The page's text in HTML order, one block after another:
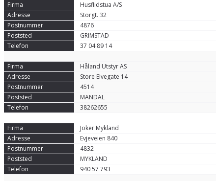
Husflidstua A/S
Storgt. 32
4876
GRIMSTAD
37 04 89 14
Håland Utstyr AS
Store Elvegate 14
4514
MANDAL
38262655
Joker Mykland
Evjeveien 840
4832
MYKLAND
940 57 793